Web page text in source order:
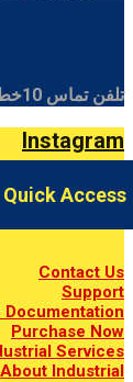
تلفن تماس 10خط :
Instagram
Quick Access
Contact Us
Support
Documentation
Purchase Now
Services
About Industrial